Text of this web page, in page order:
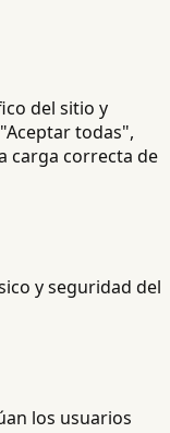
del sitio y
todas",
carga correcta de
y seguridad del
los usuarios